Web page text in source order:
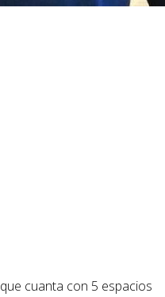
que cuanta con 5 espacios